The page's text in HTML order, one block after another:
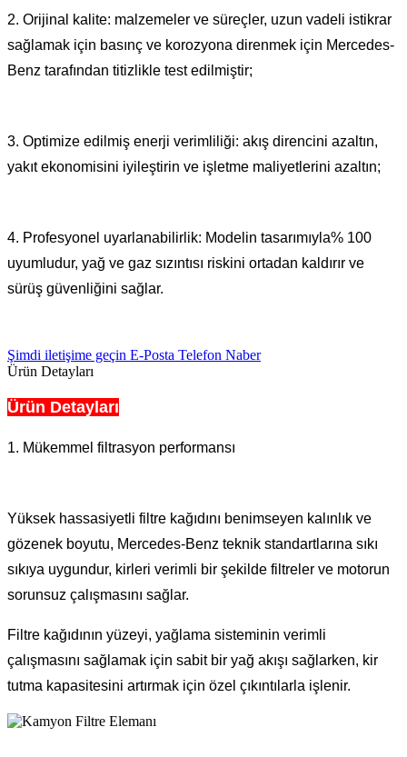
2. Orijinal kalite: malzemeler ve süreçler, uzun vadeli istikrar
sağlamak için basınç ve korozyona direnmek için Mercedes-
Benz tarafından titizlikle test edilmiştir;
3. Optimize edilmiş enerji verimliliği: akış direncini azaltın,
yakıt ekonomisini iyileştirin ve işletme maliyetlerini azaltın;
4. Profesyonel uyarlanabilirlik: Modelin tasarımıyla% 100
uyumludur, yağ ve gaz sızıntısı riskini ortadan kaldırır ve
sürüş güvenliğini sağlar.
Şimdi iletişime geçin E-Posta Telefon Naber
Ürün Detayları
Ürün Detayları
1. Mükemmel filtrasyon performansı
Yüksek hassasiyetli filtre kağıdını benimseyen kalınlık ve
gözenek boyutu, Mercedes-Benz teknik standartlarına sıkı
sıkıya uygundur, kirleri verimli bir şekilde filtreler ve motorun
sorunsuz çalışmasını sağlar.
Filtre kağıdının yüzeyi, yağlama sisteminin verimli
çalışmasını sağlamak için sabit bir yağ akışı sağlarken, kir
tutma kapasitesini artırmak için özel çıkıntılarla işlenir.